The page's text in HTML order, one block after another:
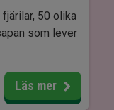
50 olika
som lever
apotek –
något. De
Läs mer